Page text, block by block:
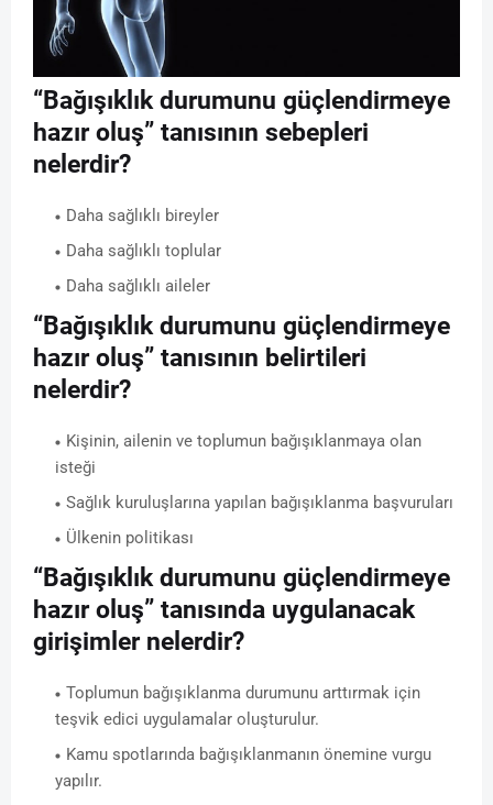
“Bağışıklık durumunu güçlendirmeye
hazır oluş” tanısının sebepleri
nelerdir?
Daha sağlıklı bireyler
Daha sağlıklı toplular
Daha sağlıklı aileler
“Bağışıklık durumunu güçlendirmeye
hazır oluş” tanısının belirtileri
nelerdir?
Kişinin, ailenin ve toplumun bağışıklanmaya olan
isteği
Sağlık kuruluşlarına yapılan bağışıklanma başvuruları
Ülkenin politikası
“Bağışıklık durumunu güçlendirmeye
hazır oluş” tanısında uygulanacak
girişimler nelerdir?
Toplumun bağışıklanma durumunu arttırmak için
teşvik edici uygulamalar oluşturulur.
Kamu spotlarında bağışıklanmanın önemine vurgu
yapılır.